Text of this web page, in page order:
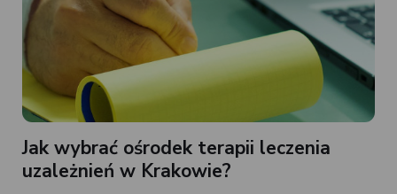
Jak wybrać ośrodek terapii leczenia
uzależnień w Krakowie?